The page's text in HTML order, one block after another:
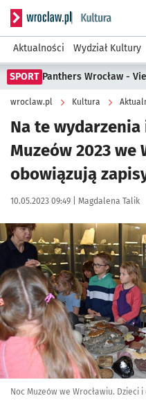
Serwis informacyjny
Aktualności Wydział Kultury
SPORT Panthers Wrocław -
wroclaw.pl Kultura
Na te
Muzeów 2023 we
obowiązują
Data publikacji:
10.05.2023 09:49 | Autor:
Magdalena Talik
Kliknij, aby powiększyć
Noc Muzeów we Wrocławiu.